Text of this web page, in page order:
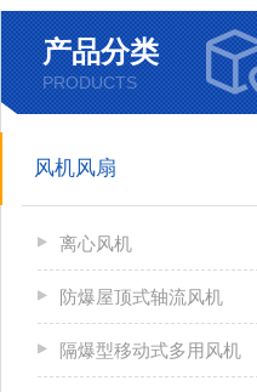
产品分类
PRODUCTS
风机风扇
离心风机
防爆屋顶式轴流风机
隔爆型移动式多用风机